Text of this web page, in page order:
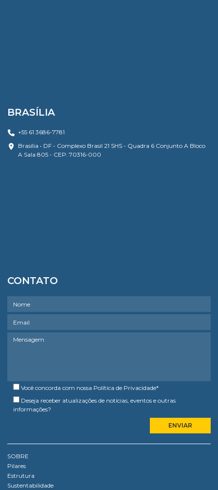
BRASÍLIA
+55 61 3686-7781
Brasília • DF - Complexo Brasil 21 SHS - Quadra 6 Conjunto A Bloco
A Sala 805 - CEP: 70316-000
CONTATO
Você concorda com nossa Política de Privacidade*
Deseja receber atualizações de notícias, eventos e outras
informações?
SOBRE
Pilares
Estrutura
Sustentabilidade